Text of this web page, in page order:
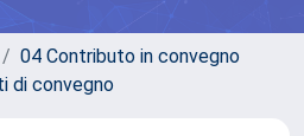
04 Contributo in convegno
di convegno